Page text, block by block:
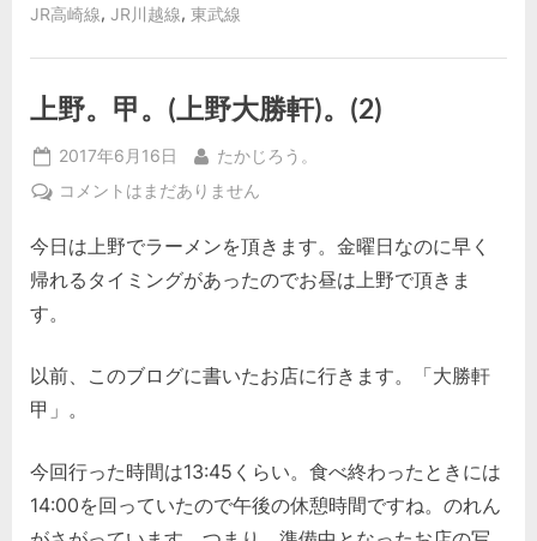
JR高崎線, JR川越線, 東武線
上野。甲。(上野大勝軒)。(2)
Posted
on
2017年6月16日 By
たかじろう。
上
甲。
(上
軒)。
(2)
の
コメントはまだありません
今日は上野でラーメンを頂きます。金曜日なのに早く
帰れるタイミングがあったのでお昼は上野で頂きま
す。
以前、このブログに書いたお店に行きます。「大勝軒
甲」。
今回行った時間は13:45くらい。食べ終わったときには
14:00を回っていたので午後の休憩時間ですね。のれん